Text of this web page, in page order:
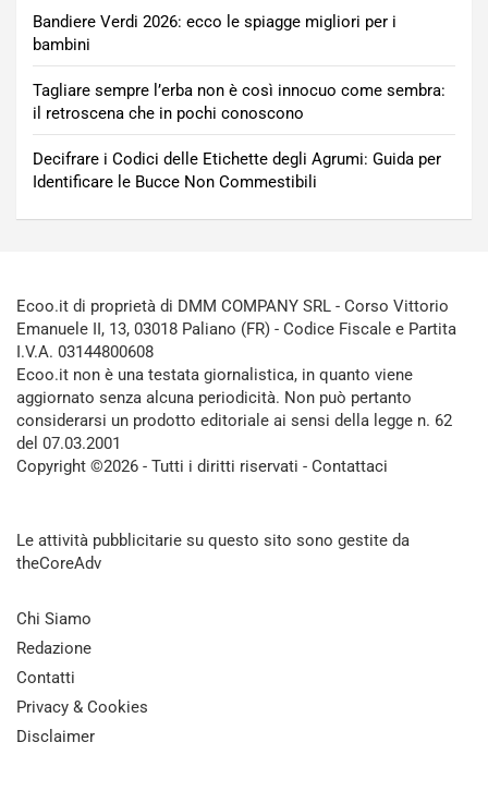
Bandiere Verdi 2026: ecco le spiagge migliori per i
bambini
Tagliare sempre l’erba non è così innocuo come sembra:
il retroscena che in pochi conoscono
Decifrare i Codici delle Etichette degli Agrumi: Guida per
Identificare le Bucce Non Commestibili
Ecoo.it di proprietà di DMM COMPANY SRL - Corso Vittorio
Emanuele II, 13, 03018 Paliano (FR) - Codice Fiscale e Partita
I.V.A. 03144800608
Ecoo.it non è una testata giornalistica, in quanto viene
aggiornato senza alcuna periodicità. Non può pertanto
considerarsi un prodotto editoriale ai sensi della legge n. 62
del 07.03.2001
Copyright ©2026 - Tutti i diritti riservati - Contattaci
Le attività pubblicitarie su questo sito sono gestite da
theCoreAdv
Chi Siamo
Redazione
Contatti
Privacy & Cookies
Disclaimer